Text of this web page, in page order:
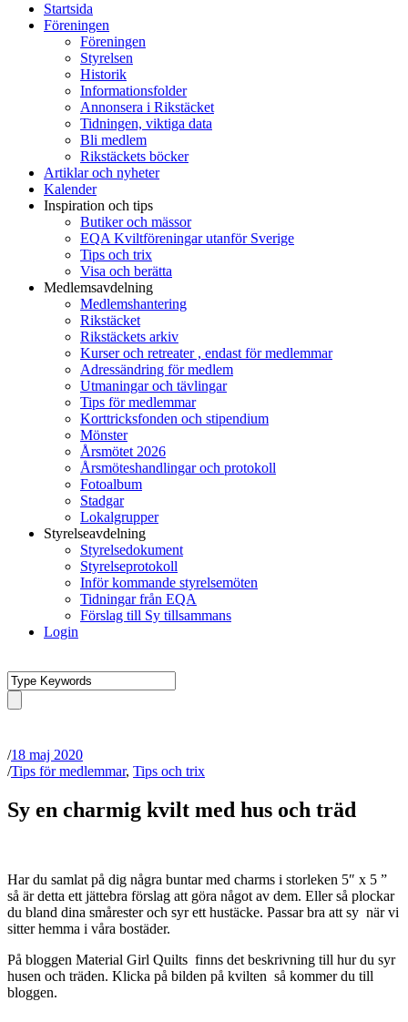
Startsida
Föreningen
Föreningen
Styrelsen
Historik
Informationsfolder
Annonsera i Rikstäcket
Tidningen, viktiga data
Bli medlem
Rikstäckets böcker
Artiklar och nyheter
Kalender
Inspiration och tips
Butiker och mässor
EQA Kviltföreningar utanför Sverige
Tips och trix
Visa och berätta
Medlemsavdelning
Medlemshantering
Rikstäcket
Rikstäckets arkiv
Kurser och retreater , endast för medlemmar
Adressändring för medlem
Utmaningar och tävlingar
Tips för medlemmar
Korttricksfonden och stipendium
Mönster
Årsmötet 2026
Årsmöteshandlingar och protokoll
Fotoalbum
Stadgar
Lokalgrupper
Styrelseavdelning
Styrelsedokument
Styrelseprotokoll
Inför kommande styrelsemöten
Tidningar från EQA
Förslag till Sy tillsammans
Login
/18 maj 2020
/Tips för medlemmar, Tips och trix
Sy en charmig kvilt med hus och träd
Har du samlat på dig några buntar med charms i storleken 5″ x 5 ”
så är detta ett jättebra förslag att göra något av dem. Eller så plockar
du bland dina smårester och syr ett hustäcke. Passar bra att sy när vi
sitter hemma i våra bostäder.
På bloggen Material Girl Quilts finns det beskrivning till hur du syr
husen och träden. Klicka på bilden på kvilten så kommer du till
bloggen.